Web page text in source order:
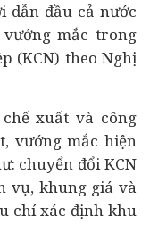
dẫn đầu cả nước
mắc trong
(KCN) theo Nghị
xuất và công
vướng mắc hiện
chuyển đổi KCN
vụ, khung giá và
chí xác định khu